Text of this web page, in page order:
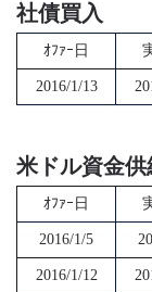
社債買入
ｵﾌｧｰ日
2016/1/13
米ドル資金供
ｵﾌｧｰ日
2016/1/5
2016/1/12